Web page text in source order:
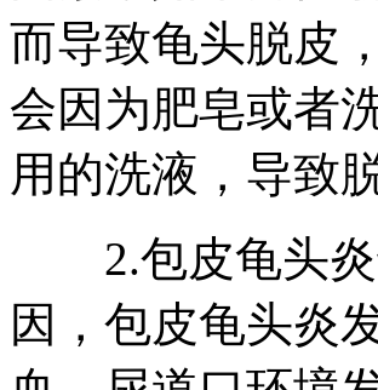
而导致龟头脱皮
会因为肥皂或者
用的洗液，导致
2.包皮龟头炎
因，包皮龟头炎